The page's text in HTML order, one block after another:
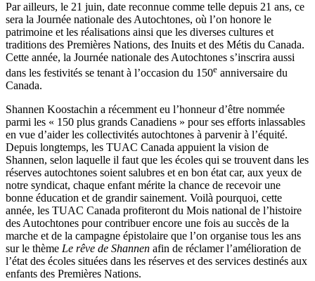
Par ailleurs, le 21 juin, date reconnue comme telle depuis 21 ans, ce
sera la Journée nationale des Autochtones, où l’on honore le
patrimoine et les réalisations ainsi que les diverses cultures et
traditions des Premières Nations, des Inuits et des Métis du Canada.
Cette année, la Journée nationale des Autochtones s’inscrira aussi
dans les festivités se tenant à l’occasion du 150e anniversaire du
Canada.
Shannen Koostachin a récemment eu l’honneur d’être nommée
parmi les « 150 plus grands Canadiens » pour ses efforts inlassables
en vue d’aider les collectivités autochtones à parvenir à l’équité.
Depuis longtemps, les TUAC Canada appuient la vision de
Shannen, selon laquelle il faut que les écoles qui se trouvent dans les
réserves autochtones soient salubres et en bon état car, aux yeux de
notre syndicat, chaque enfant mérite la chance de recevoir une
bonne éducation et de grandir sainement. Voilà pourquoi, cette
année, les TUAC Canada profiteront du Mois national de l’histoire
des Autochtones pour contribuer encore une fois au succès de la
marche et de la campagne épistolaire que l’on organise tous les ans
sur le thème Le rêve de Shannen afin de réclamer l’amélioration de
l’état des écoles situées dans les réserves et des services destinés aux
enfants des Premières Nations.